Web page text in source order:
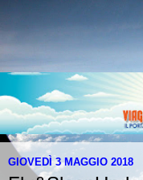
GIOVEDÌ 3 MAGGIO 2018